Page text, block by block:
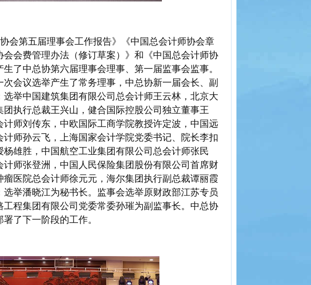
会第五届理事会工作报告》
《中国总会计师协会章
会会费管理办法 （修订草案）》和《中国总会计师协
生了中总协第六届理事会理事、第一届监事会监事。
会议选举产生了常务理事 ， 中总协新一届会长、副
选举中国建筑集团有限公司总会计师王云林，北京大
执行总裁王兴山，健合国际控股公司独立董事王
计师刘传东 ， 中欧国际工商学院教授许定波，中国远
师孙云飞，上海国家会计学院党委书记、院长李扣
雄胜，中国航空工业集团有限公司总会计师张民
师张登洲，中国人民保险集团股份有限公司首席财
医院总会计师徐元元，海尔集团执行副总裁谭丽霞
选举潘晓江为秘书长。 监事会选举原财政部江苏专员
程集团有限公司党委常委孙璀为副监事长。 中总协
了下一阶段的工作。